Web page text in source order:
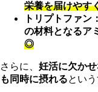
栄養を届けやす
トリプトファン
の材料となるア
◎
さらに、 妊活に欠か
も同時に摂れるとい